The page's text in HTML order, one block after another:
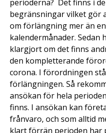
perioderna? Det finns i
begränsningar vilket gör
om förlängning mer än
kalendermånader. Sedan
klargjort om det finns
den kompletterande
corona. I förordningen
förlängningen. Så
ansökan för hela
finns. I ansökan kan
frånvaro, och som alltid
klart förrän perioden har